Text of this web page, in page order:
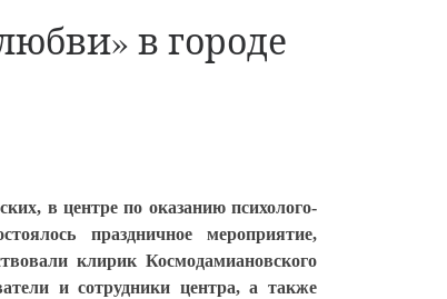
в городе
в центре по оказанию психолого-
праздничное мероприятие,
клирик Космодамиановского
и сотрудники центра, а также